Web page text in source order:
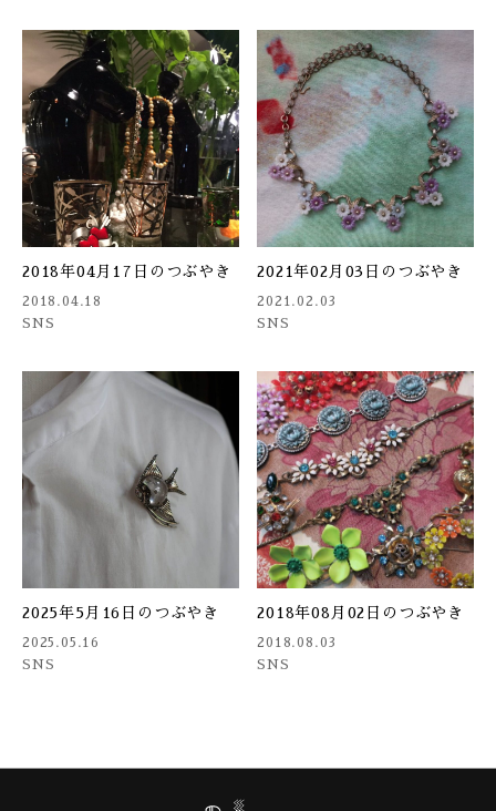
2018年04月17日のつぶやき
2018.04.18
SNS
2021年02月03日のつぶやき
2021.02.03
SNS
2025年5月16日のつぶやき
2025.05.16
SNS
2018年08月02日のつぶやき
2018.08.03
SNS